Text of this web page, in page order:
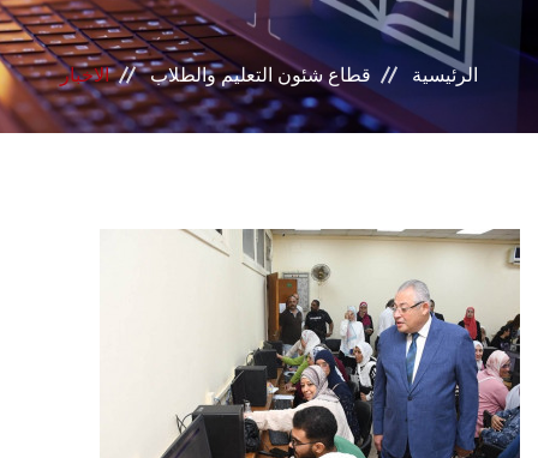
بوابة الطلاب
خدمات القطاع
الرئيسية قطاع شئون التعليم والطلاب الاخبار